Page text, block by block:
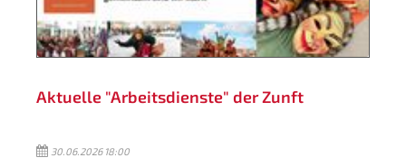
Aktuelle "Arbeitsdienste" der Zunft
30.06.2026 18:00